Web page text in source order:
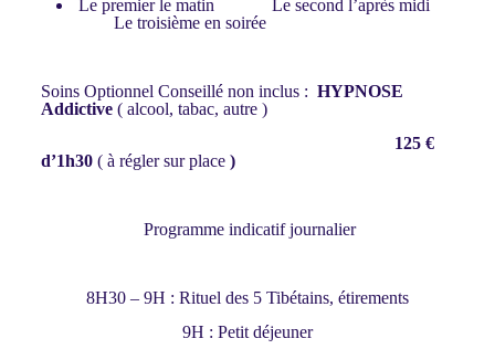
Le premier le matin Le second l’après midi
Le troisième en soirée
Soins Optionnel Conseillé non inclus : HYPNOSE
Addictive ( alcool, tabac, autre )
125 €
d’1h30 ( à régler sur place)
Programme indicatif journalier
8H30 – 9H : Rituel des 5 Tibétains, étirements
9H : Petit déjeuner